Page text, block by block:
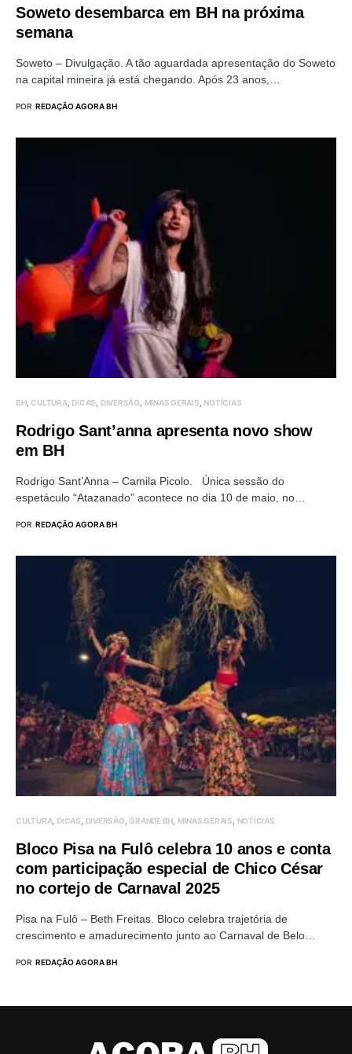
Soweto desembarca em BH na próxima
semana
Soweto – Divulgação. A tão aguardada apresentação do Soweto
na capital mineira já está chegando. Após 23 anos,…
POR REDAÇÃO AGORA BH
BH CULTURA DICAS DIVERSÃO MINAS GERAIS NOTÍCIAS
Rodrigo Sant’anna apresenta novo show
em BH
Rodrigo Sant’Anna – Camila Picolo. Única sessão do
espetáculo “Atazanado” acontece no dia 10 de maio, no…
POR REDAÇÃO AGORA BH
CULTURA DICAS DIVERSÃO GRANDE BH MINAS GERAIS NOTÍCIAS
Bloco Pisa na Fulô celebra 10 anos e conta
com participação especial de Chico César
no cortejo de Carnaval 2025
Pisa na Fulô – Beth Freitas. Bloco celebra trajetória de
crescimento e amadurecimento junto ao Carnaval de Belo…
POR REDAÇÃO AGORA BH